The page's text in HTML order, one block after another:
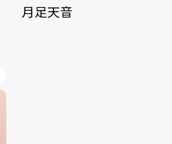
月足天音